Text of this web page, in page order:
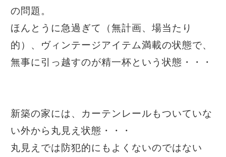
の問題。
ほんとうに急過ぎて（無計画、場当たり
的）、ヴィンテージアイテム満載の状態で、
無事に引っ越すのが精一杯という状態・・・
新築の家には、カーテンレールもついていな
い外から丸見え状態・・・
丸見えでは防犯的にもよくないのではない